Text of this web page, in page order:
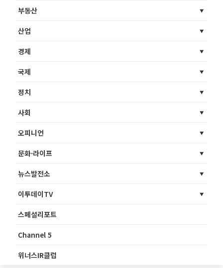
부동산
산업
경제
국제
정치
사회
오피니언
문화·라이프
뉴스발전소
이투데이TV
스페셜리포트
Channel 5
위너스IR클럽